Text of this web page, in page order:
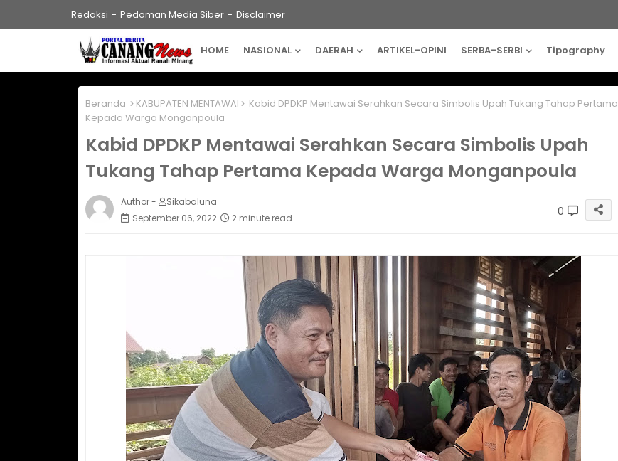
Redaksi Pedoman Media Siber Disclaimer
HOME NASIONAL DAERAH ARTIKEL-OPINI SERBA-SERBI Tipography
Beranda KABUPATEN MENTAWAI
Kabid DPDKP Mentawai Serahkan Secara Simbolis Upah Tukang Tahap Pertama
Kepada Warga Monganpoula
Kabid DPDKP Mentawai Serahkan Secara Simbolis Upah
Tukang Tahap Pertama Kepada Warga Monganpoula
Author -
Sikabaluna
September 06, 2022
2 minute read 0